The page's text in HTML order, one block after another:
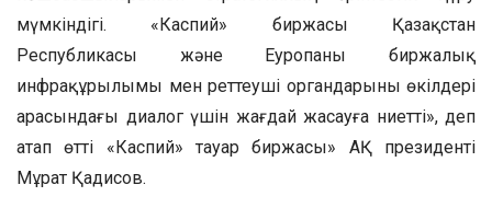
мүмкіндігі. «Каспий» биржасы Қазақстан
Республикасы және Еуропаның биржалық
инфрақұрылымы мен реттеуші органдарының өкілдері
арасындағы диалог үшін жағдай жасауға ниетті», деп
атап өтті «Каспий» тауар биржасы» АҚ президенті
Мұрат Қадисов.